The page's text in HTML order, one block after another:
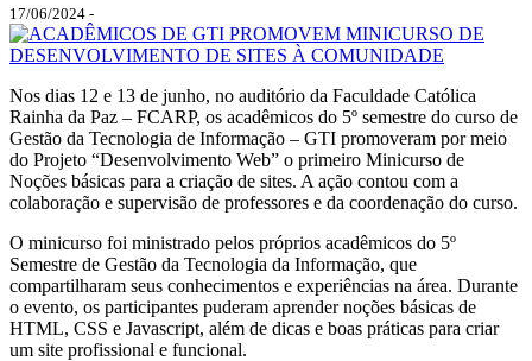
17/06/2024 -
Nos dias 12 e 13 de junho, no auditório da Faculdade Católica
Rainha da Paz – FCARP, os acadêmicos do 5º semestre do curso de
Gestão da Tecnologia de Informação – GTI promoveram por meio
do Projeto “Desenvolvimento Web” o primeiro Minicurso de
Noções básicas para a criação de sites. A ação contou com a
colaboração e supervisão de professores e da coordenação do curso.
O minicurso foi ministrado pelos próprios acadêmicos do 5º
Semestre de Gestão da Tecnologia da Informação, que
compartilharam seus conhecimentos e experiências na área. Durante
o evento, os participantes puderam aprender noções básicas de
HTML, CSS e Javascript, além de dicas e boas práticas para criar
um site profissional e funcional.